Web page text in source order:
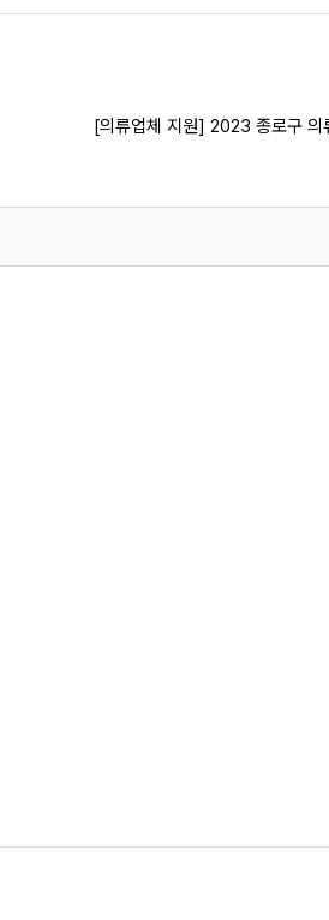
[의류업체 지원] 2023 종로구 의